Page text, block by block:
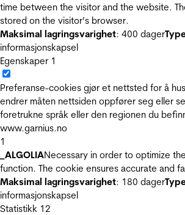
time between the visitor and the website.
stored on the visitor’s browser.
Maksimal lagringsvarighet: 400 dager
informasjonskapsel
Egenskaper 1
Preferanse-cookies gjør et nettsted for å
endrer måten nettsiden oppfører seg eller
foretrukne språk eller den regionen du
www.garnius.no
1
_ALGOLIANecessary in order to optimize
function. The cookie ensures accurate and
Maksimal lagringsvarighet: 180 dager
informasjonskapsel
Statistikk 12